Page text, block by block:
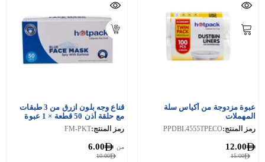
عبوة مزدوجة من أكياس سلة
المهملات
رمز المنتج:PPDBL4555TPECO
15.00
12.00
قناع وجه بلون ازرق من 3 طبقات
مع حلقة أذن 50 قطعة × 1 عبوة
رمز المنتج:FM-PKT
10.00
من 6.00